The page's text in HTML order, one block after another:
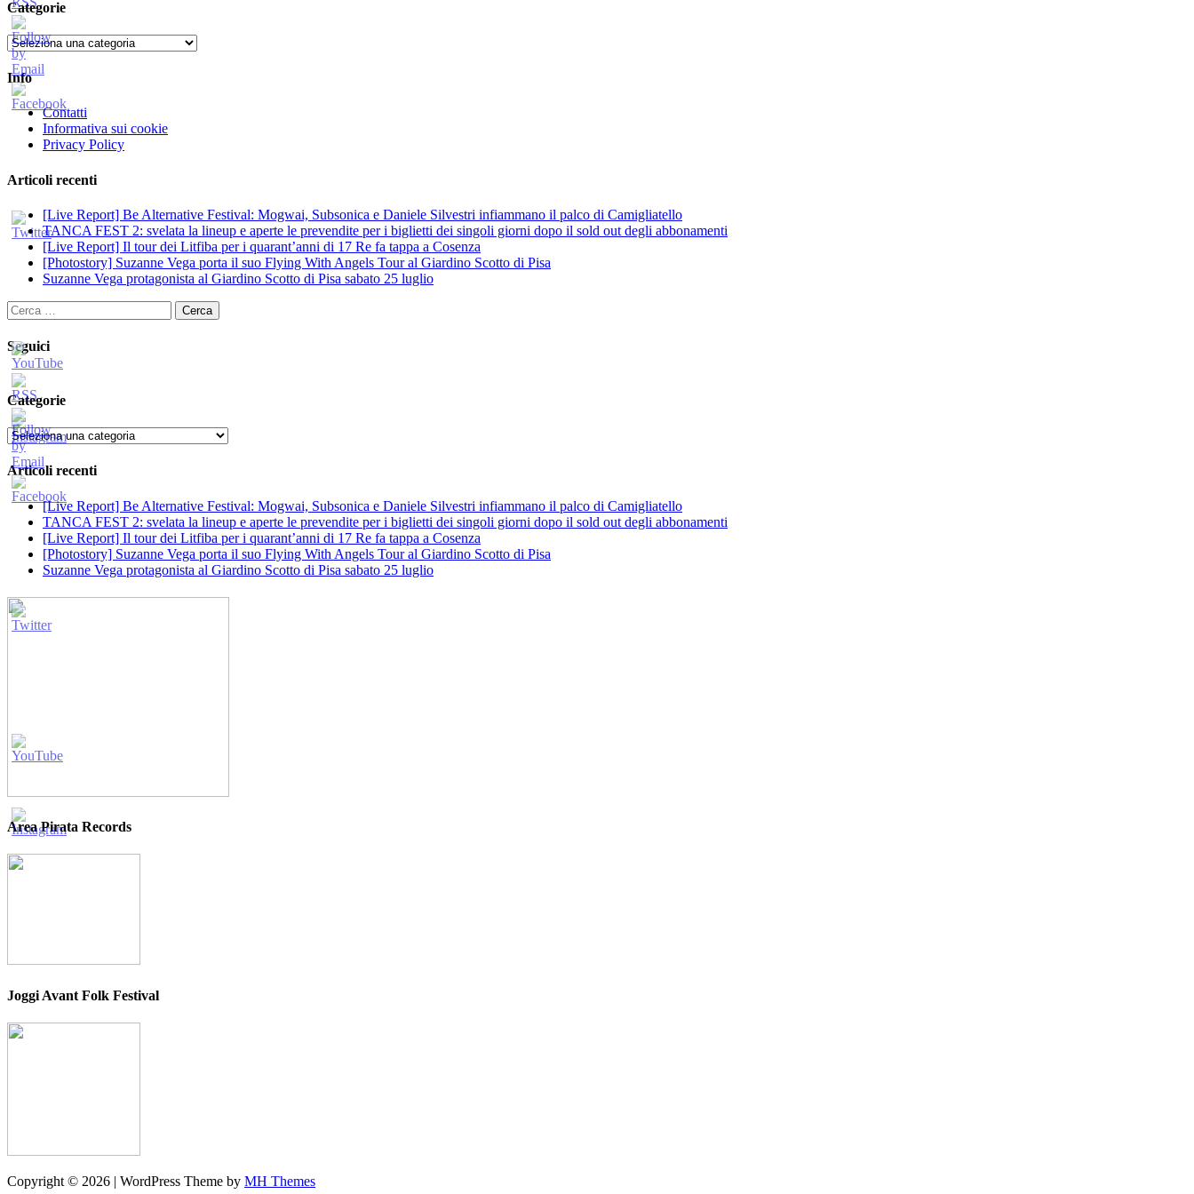
Categorie
Categorie
Info
Contatti
Informativa sui cookie
Privacy Policy
Articoli recenti
[Live Report] Be Alternative Festival: Mogwai, Subsonica e Daniele Silvestri infiammano il palco di Camigliatello
TANCA FEST 2: svelata la lineup e aperte le prevendite per i biglietti dei singoli giorni dopo il sold out degli abbonamenti
[Live Report] Il tour dei Litfiba per i quarant’anni di 17 Re fa tappa a Cosenza
[Photostory] Suzanne Vega porta il suo Flying With Angels Tour al Giardino Scotto di Pisa
Suzanne Vega protagonista al Giardino Scotto di Pisa sabato 25 luglio
Ricerca
per:
Seguici
Categorie
Categorie
Articoli recenti
[Live Report] Be Alternative Festival: Mogwai, Subsonica e Daniele Silvestri infiammano il palco di Camigliatello
TANCA FEST 2: svelata la lineup e aperte le prevendite per i biglietti dei singoli giorni dopo il sold out degli abbonamenti
[Live Report] Il tour dei Litfiba per i quarant’anni di 17 Re fa tappa a Cosenza
[Photostory] Suzanne Vega porta il suo Flying With Angels Tour al Giardino Scotto di Pisa
Suzanne Vega protagonista al Giardino Scotto di Pisa sabato 25 luglio
Area Pirata Records
Joggi Avant Folk Festival
Copyright © 2026 | WordPress Theme by MH Themes